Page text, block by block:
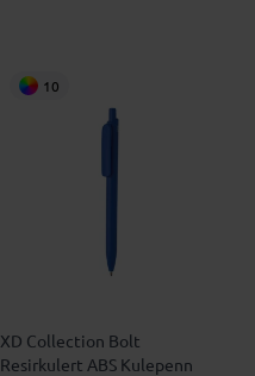
10
XD Collection Bolt
Resirkulert ABS Kulepenn